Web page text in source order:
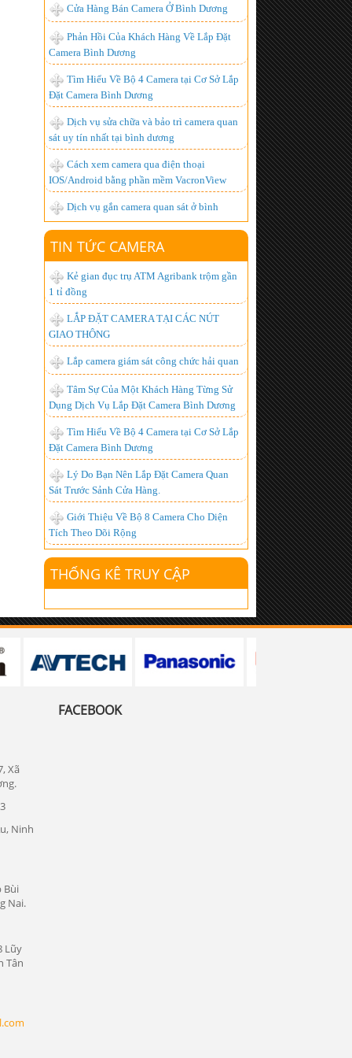
Camera Bình Dương
Tìm Hiểu Về Bộ 4 Camera tại Cơ Sở Lắp
Đặt Camera Bình Dương
Dịch vụ sửa chữa và bảo trì camera quan
sát uy tín nhất tại bình dương
Cách xem camera qua điện thoại
IOS/Android bằng phần mềm VacronView
Dịch vụ gắn camera quan sát ở bình
dương - uy tín, chất lượng cao
BỘ ĐÀM GIÁ RẺ, CHUYÊN DỤNG,
CHẤT LƯỢNG NHẤT HIỆN NAY
Lắp đặt camera giá bao nhiêu là hợp lý
nhất ?
Hơn 1.000 khách hàng đã trở thành
người tiêu dùng thông minh, còn bạn thì sao?
Lắp đặt camera quan sát góc rộng xem
được qua mạng từ xa
Chuyên Lắp đặt camera tại kcn đồng nai
- chất lượng nhất
Lắp đặt camera quan sát giá rẻ tại Đồng
Nai
Camera IP là gì? Ưu điểm của camera ip?
lắp đặt camera giá rẻ tphcm, lắp đặt
camera tphcm
Lắp đặt truyền hình k+, Lắp đặt k+
Lắp đặt camera tại công ty ValiExo
Lắp Đặt Camera công ty S.G tại Bình
Lắp đặt camera tại bình dương
Lắp Đặt Camera Bình Dương
Lắp đặt camera quan sát tại quận Thủ
TIN TỨC CAMERA
Kẻ gian đục trụ ATM Agribank trộm gần
1 tỉ đồng
LẮP ĐẶT CAMERA TẠI CÁC NÚT
GIAO THÔNG
Lắp camera giám sát công chức hải quan
Tâm Sự Của Một Khách Hàng Từng Sử
Dụng Dịch Vụ Lắp Đặt Camera Bình Dương
Tìm Hiểu Về Bộ 4 Camera tại Cơ Sở Lắp
Đặt Camera Bình Dương
Lý Do Bạn Nên Lắp Đặt Camera Quan
Sát Trước Sảnh Cửa Hàng.
Giới Thiệu Về Bộ 8 Camera Cho Diện
Tích Theo Dõi Rộng
THỐNG KÊ TRUY CẬP
Xã
Ninh
Bùi
Nai.
Lũy
Tân
FACEBOOK